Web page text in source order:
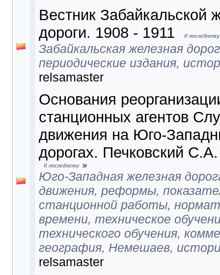
Вестник Забайкальской
дороги. 1908 - 1911
Забайкальская железная
периодические издания,
relsamaster
Основания
станционных агентов
движения на Юго-
дорогах. Печковский
Юго-Западная железная
движения, реформы,
станционной работы,
времени, техническое
технического обучения,
география, Немешаев,
relsamaster